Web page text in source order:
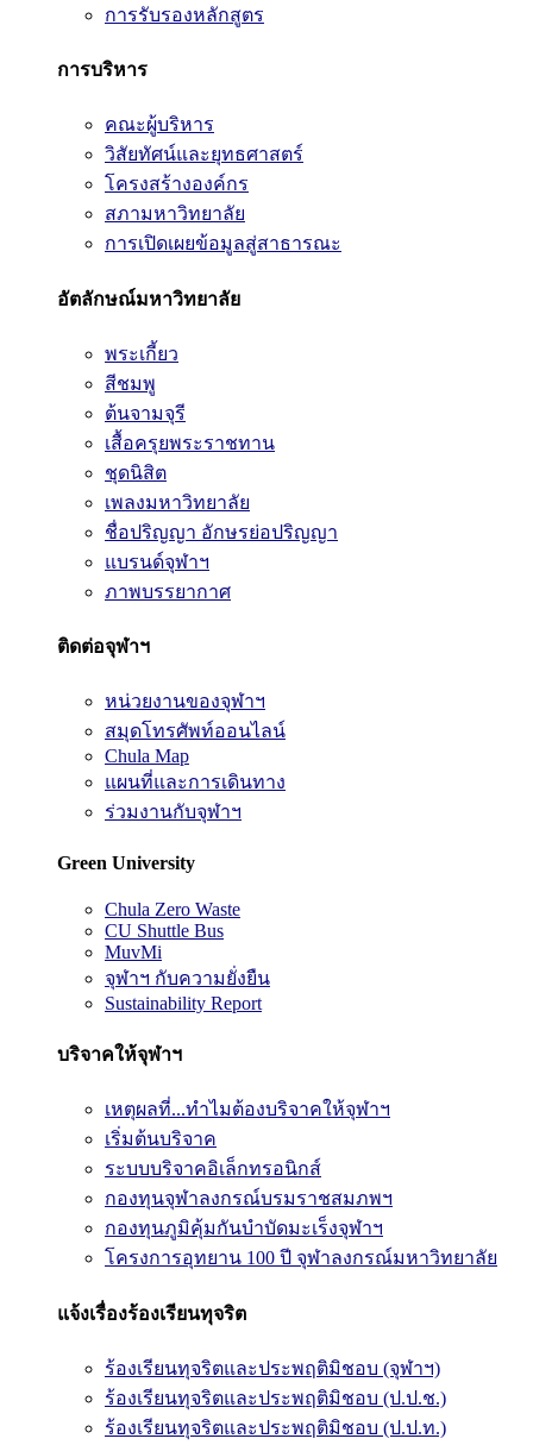
การรับรองหลักสูตร
การบริหาร
คณะผู้บริหาร
วิสัยทัศน์และยุทธศาสตร์
โครงสร้างองค์กร
สภามหาวิทยาลัย
การเปิดเผยข้อมูลสู่สาธารณะ
อัตลักษณ์มหาวิทยาลัย
พระเกี้ยว
สีชมพู
ต้นจามจุรี
เสื้อครุยพระราชทาน
ชุดนิสิต
เพลงมหาวิทยาลัย
ชื่อปริญญา อักษรย่อปริญญา
แบรนด์จุฬาฯ
ภาพบรรยากาศ
ติดต่อจุฬาฯ
หน่วยงานของจุฬาฯ
สมุดโทรศัพท์ออนไลน์
Chula Map
แผนที่และการเดินทาง
ร่วมงานกับจุฬาฯ
Green University
Chula Zero Waste
CU Shuttle Bus
MuvMi
จุฬาฯ กับความยั่งยืน
Sustainability Report
บริจาคให้จุฬาฯ
เหตุผลที่...ทำไมต้องบริจาคให้จุฬาฯ
เริ่มต้นบริจาค
ระบบบริจาคอิเล็กทรอนิกส์
กองทุนจุฬาลงกรณ์บรมราชสมภพฯ
กองทุนภูมิคุ้มกันบำบัดมะเร็งจุฬาฯ
โครงการอุทยาน 100 ปี จุฬาลงกรณ์มหาวิทยาลัย
แจ้งเรื่องร้องเรียนทุจริต
ร้องเรียนทุจริตและประพฤติมิชอบ (จุฬาฯ)
ร้องเรียนทุจริตและประพฤติมิชอบ (ป.ป.ช.)
ร้องเรียนทุจริตและประพฤติมิชอบ (ป.ป.ท.)